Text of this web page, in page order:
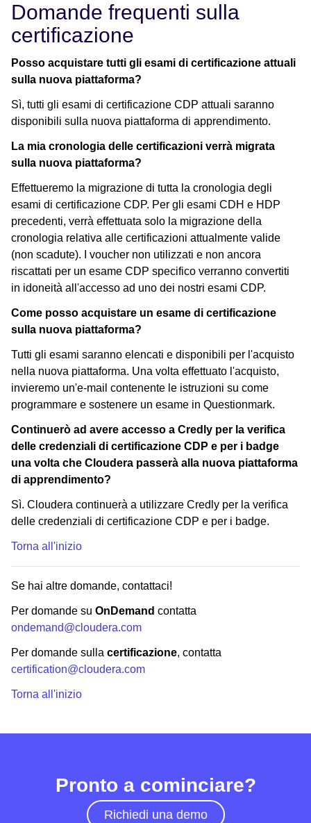
Domande frequenti sulla
certificazione
Posso acquistare tutti gli esami di certificazione attuali
sulla nuova piattaforma?
Sì, tutti gli esami di certificazione CDP attuali saranno
disponibili sulla nuova piattaforma di apprendimento.
La mia cronologia delle certificazioni verrà migrata
sulla nuova piattaforma?
Effettueremo la migrazione di tutta la cronologia degli
esami di certificazione CDP. Per gli esami CDH e HDP
precedenti, verrà effettuata solo la migrazione della
cronologia relativa alle certificazioni attualmente valide
(non scadute). I voucher non utilizzati e non ancora
riscattati per un esame CDP specifico verranno convertiti
in idoneità all'accesso ad uno dei nostri esami CDP.
Come posso acquistare un esame di certificazione
sulla nuova piattaforma?
Tutti gli esami saranno elencati e disponibili per l'acquisto
nella nuova piattaforma. Una volta effettuato l'acquisto,
invieremo un'e-mail contenente le istruzioni su come
programmare e sostenere un esame in Questionmark.
Continuerò ad avere accesso a Credly per la verifica
delle credenziali di certificazione CDP e per i badge
una volta che Cloudera passerà alla nuova piattaforma
di apprendimento?
Sì. Cloudera continuerà a utilizzare Credly per la verifica
delle credenziali di certificazione CDP e per i badge.
Torna all'inizio
Se hai altre domande, contattaci!
Per domande su OnDemand contatta
ondemand@cloudera.com
Per domande sulla certificazione, contatta
certification@cloudera.com
Torna all'inizio
Pronto a cominciare?
Richiedi una demo